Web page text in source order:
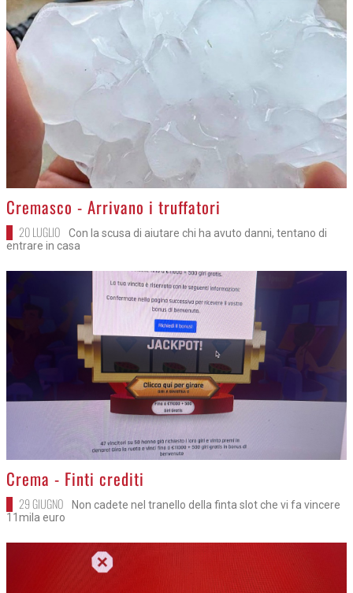
>
Cremasco - Arrivano i truffatori
20 LUGLIO
Con la scusa di aiutare chi ha avuto danni, tentano di
entrare in casa
>
Crema - Finti crediti
29 GIUGNO
Non cadete nel tranello della finta slot che vi fa vincere
11mila euro